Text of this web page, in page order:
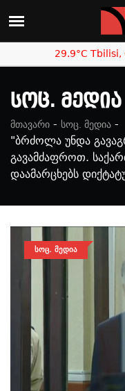
29.9°C Tbilisi,
Სოც. Მედია
მთავარი - სოც. მედია -
"ბრძოლა უნდა
გავამძაფროთ.
დაამარცხებს
ᲡᲝᲪ. ᲛᲔᲓᲘᲐ